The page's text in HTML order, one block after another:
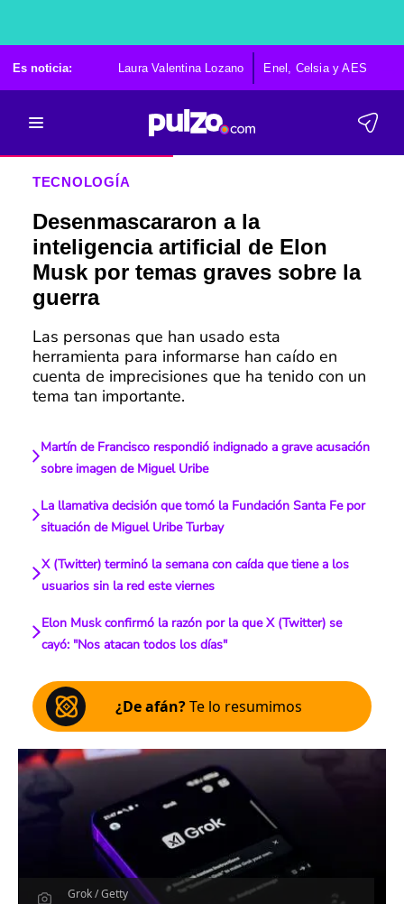
Es noticia: Laura Valentina Lozano Enel, Celsia y AES
TECNOLOGÍA
Desenmascararon a la
inteligencia artificial de Elon
Musk por temas graves sobre la
guerra
Las personas que han usado esta
herramienta para informarse han caído en
cuenta de imprecisiones que ha tenido con un
tema tan importante.
Martín de Francisco respondió indignado a grave acusación
sobre imagen de Miguel Uribe
La llamativa decisión que tomó la Fundación Santa Fe por
situación de Miguel Uribe Turbay
X (Twitter) terminó la semana con caída que tiene a los
usuarios sin la red este viernes
Elon Musk confirmó la razón por la que X (Twitter) se
cayó: "Nos atacan todos los días"
¿De afán?Te lo resumimos
Grok / Getty